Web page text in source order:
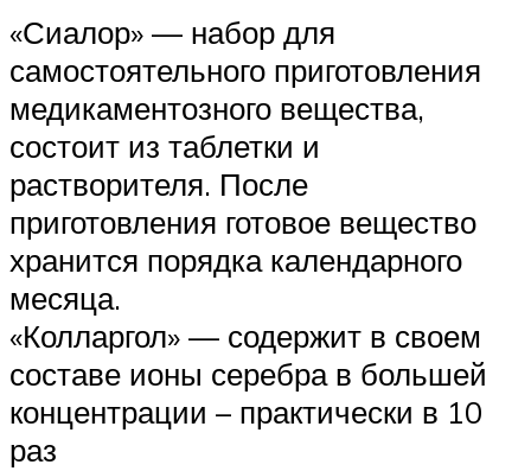
«Сиалор» — набор для
самостоятельного приготовления
медикаментозного вещества,
состоит из таблетки и
растворителя. После
приготовления готовое вещество
хранится порядка календарного
месяца.
«Колларгол» — содержит в своем
составе ионы серебра в большей
концентрации – практически в 10
раз